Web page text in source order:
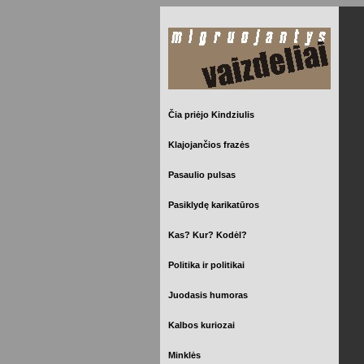
Čia priėjo Kindziulis
Klajojančios frazės
Pasaulio pulsas
Pasiklydę karikatūros
Kas? Kur? Kodėl?
Politika ir politikai
Juodasis humoras
Kalbos kuriozai
Minklės